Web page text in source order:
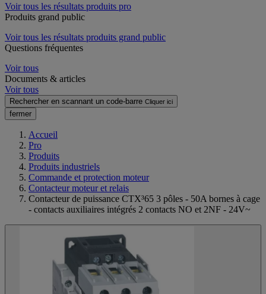
Voir tous les résultats produits pro
Produits grand public
Voir tous les résultats produits grand public
Questions fréquentes
Voir tous
Documents & articles
Voir tous
Rechercher en scannant un code-barre Cliquer ici
fermer
Accueil
Pro
Produits
Produits industriels
Commande et protection moteur
Contacteur moteur et relais
Contacteur de puissance CTX³65 3 pôles - 50A bornes à cage
- contacts auxiliaires intégrés 2 contacts NO et 2NF - 24V~